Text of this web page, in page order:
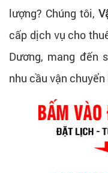
lượng? Chúng tôi,
cấp dịch vụ cho
Dương, mang đến
nhu cầu vận